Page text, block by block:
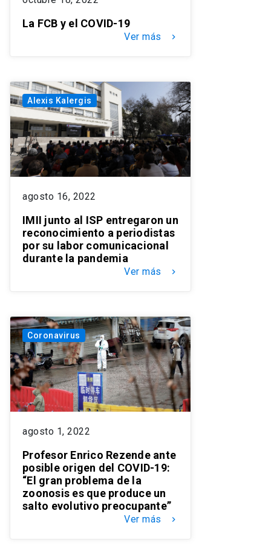
La FCB y el COVID-19
Ver más keyboard_arrow_right
Alexis Kalergis
agosto 16, 2022
IMII junto al ISP entregaron un
reconocimiento a periodistas
por su labor comunicacional
durante la pandemia
Ver más keyboard_arrow_right
Coronavirus
agosto 1, 2022
Profesor Enrico Rezende ante
posible origen del COVID-19:
“El gran problema de la
zoonosis es que produce un
salto evolutivo preocupante”
Ver más keyboard_arrow_right